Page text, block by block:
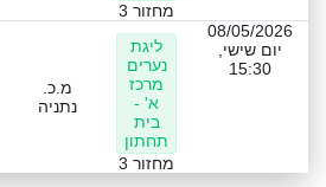
מחזור 3
08/05/2026
יום שישי,
15:30
ליגת
נערים
מרכז
א' -
בית
תחתון
מחזור 3
מ.כ.
נתניה